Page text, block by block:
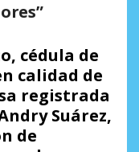
cédula de
calidad de
registrada
Suárez,
de